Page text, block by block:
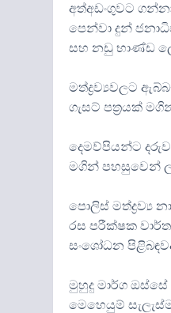
අත්අඩංගුවට
පෙන්වා දුන්
සහ නඩු භාණ්ඩ
මත්ද්‍රව්‍යවලට
ගැසට් පත්‍රයක්
දෙමව්පියන්ට
මගින් පහසුවෙන්
පොලිස් මත්ද්‍රව්‍ය
රස පරීක්ෂක
සංශෝධන
මුහුදු මාර්ග
මෙහෙයුම්